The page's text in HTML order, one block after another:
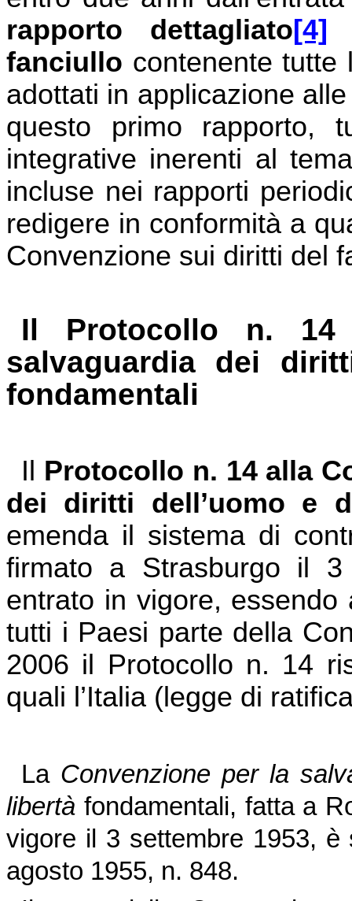
rapporto dettagliato[4]
fanciullo contenente tutte
adottati in applicazione
questo primo rapporto,
integrative inerenti al
incluse nei rapporti
redigere in conformità a
Convenzione sui diritti del
Il Protocollo n. 14
salvaguardia dei
fondamentali
Il Protocollo n. 14 alla
dei diritti dell’uomo e
emenda il sistema di
firmato a Strasburgo il
entrato in vigore,
tutti i Paesi parte della
2006 il Protocollo n. 14
quali l’Italia (legge di
La Convenzione per la
libertà fondamentali, fatta a
vigore il 3 settembre 1953,
agosto 1955, n. 848.